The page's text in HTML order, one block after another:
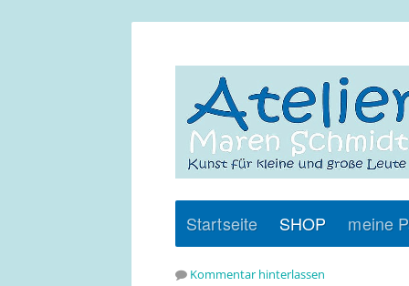
Startseite SHOP meine
Kommentar hinterlassen